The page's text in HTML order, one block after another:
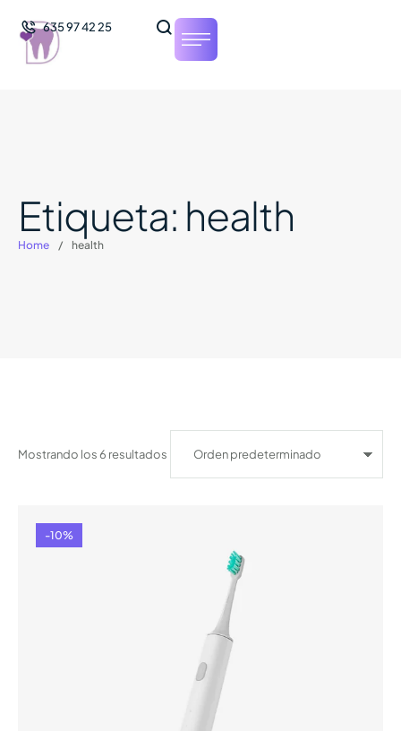
635 97 42 25
Etiqueta: health
Home / health
Mostrando los 6 resultados
-10%